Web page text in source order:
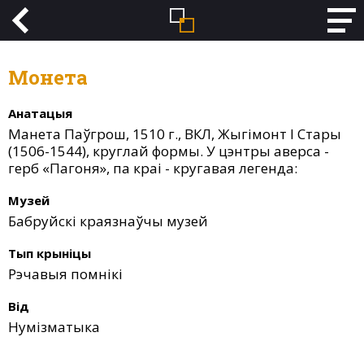
Монета
Анатацыя
Манета Паўгрош, 1510 г., ВКЛ, Жыгімонт I Стары
(1506-1544), круглай формы. У цэнтры аверса -
герб «Пагоня», па краі - кругавая легенда:
Музей
Бабруйскі краязнаўчы музей
Тып крыніцы
Рэчавыя помнікі
Від
Нумізматыка